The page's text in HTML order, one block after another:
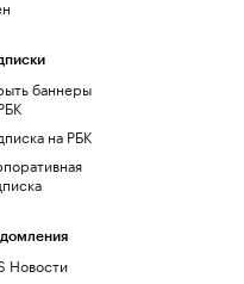
баннеры
на РБК
Новости